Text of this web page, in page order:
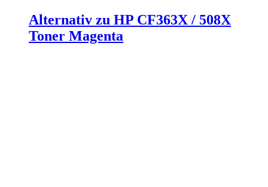
Alternativ zu HP CF363X / 508X
Toner Magenta